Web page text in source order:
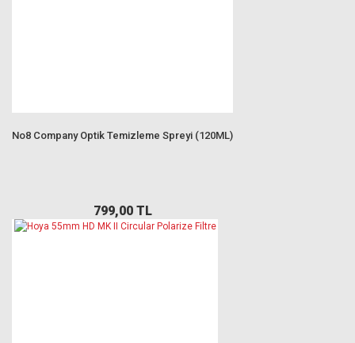
No8 Company Optik Temizleme Spreyi (120ML)
799,00 TL